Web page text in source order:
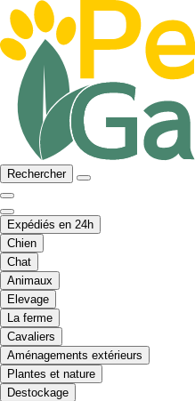
Rechercher
Expédiés en 24h
Chien
Chat
Animaux
Elevage
La ferme
Cavaliers
Aménagements extérieurs
Plantes et nature
Destockage